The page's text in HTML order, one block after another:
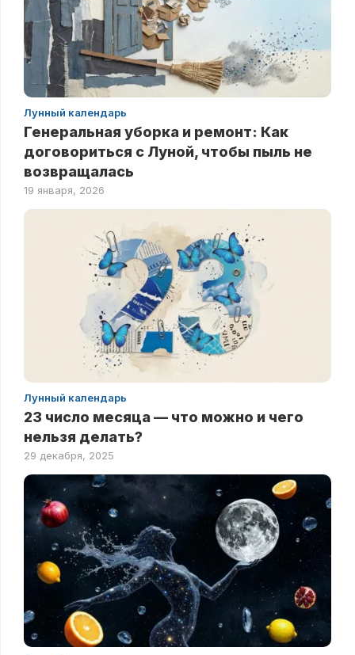
Лунный календарь
Генеральная уборка и ремонт: Как
договориться с Луной, чтобы пыль не
возвращалась
19 января, 2026
Лунный календарь
23 число месяца — что можно и чего
нельзя делать?
29 декабря, 2025